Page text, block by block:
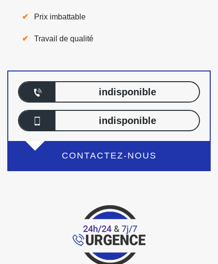
Prix imbattable
Travail de qualité
indisponible
indisponible
CONTACTEZ-NOUS